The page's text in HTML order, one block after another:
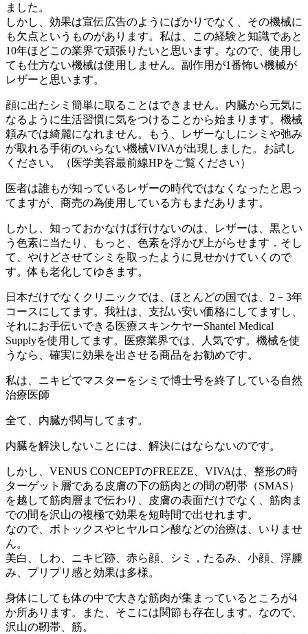
ました。
しかし、効果は宣伝広告のようにばかりでなく、その機械に
も欠点というものがあります。私は、この経験と知識であと
10年ほどこの業界で頑張りたいと思います。なので、使用し
ても仕方ない機械は使用しません。副作用が1番怖い機械が
レザーと思います。
顔に出たシミ簡単に取ることはできません。内臓から元気に
なるように生活習慣に気をつけることから始まります。機械
頼みでは綺麗になれません。もう、レザーなしにシミや弛み
が取れる手術のいらない機械VIVAが出現しました。お試し
ください。（医学美容最前線HPをご覧ください）
医者は誰もが知っているレザーの時代ではなくなったと思っ
てますが、商売の為使用している方もまだあります。
しかし、知っておかなけば行けないのは、レザーは、黒とい
う色素に当たり、もっと、色素を浮かび上がらせます．そし
て、やけどさせてシミを取ったように見せかけていくので
す。体も老化してゆきます。
日本だけでなくクリニックでは、ほとんどの国では、2－3年
コースにしてます。我社は、支払い安い価格にしてますし、
それにお手伝いできる医療スキンケヤーShantel Medical
Supplyを使用してます。医療業界では、人気です。機械を使
うなら、確実に効果を出させる商品をお勧めです。
私は、ニキビでマスターをシミで博士号を終了している自然
治療医師
全て、内臓が関与してます。
内臓を解決しないことには、解決にはならないのです。
しかし、VENUS CONCEPTのFREEZE、VIVAは、整形の時
ターゲット層である皮膚の下の筋肉との間の靭帯（SMAS）
を越して筋肉層まで伝わり、皮膚の表面だけでなく、筋肉ま
での間を沢山の複極で効果を短時間で出せれます。
なので、ボトックスやヒヤルロン酸などの治療は、いりませ
ん。
美白、しわ、ニキビ跡、赤ら顔、シミ，たるみ、小顔、浮腫
み、プリプリ感と効果は多様。
身体にしても体の中で大きな筋肉が集まっているところが4
か所あります。また、そこには関節も存在します。なので、
沢山の靭帯、筋。